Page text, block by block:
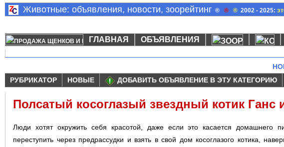
Животные: объявления, новости, зоорейтинг ® ® ® 2002 - 2025:
ГЛАВНАЯ ОБЪЯВЛЕНИЯ
РУБРИКАТОР
НОВЫЕ ДОБАВИТЬ ОБЪЯВЛЕНИЕ В ЭТУ КАТЕГОРИЮ
Полсатый косоглазый звездный котик Ганс
Люди хотят окружить себя красотой, даже если это касается домашнего
переступить через предрассудки и взять в свой дом косоглазого котика,